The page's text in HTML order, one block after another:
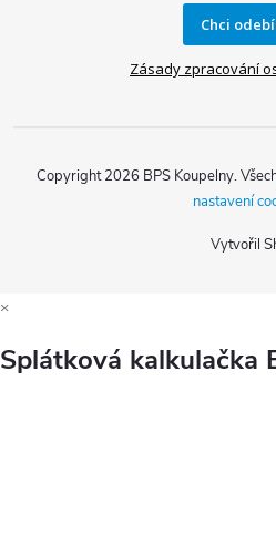
Chci
Zásady zpracování
Vytvořil
Copyright 2026 BPS Koupelny.
nastavení
×
Splátková kalkulačka